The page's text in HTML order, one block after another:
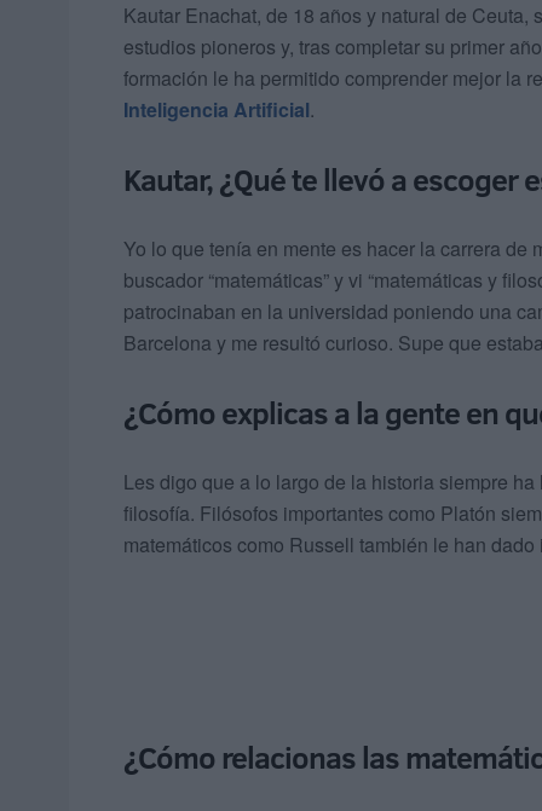
Kautar Enachat, de 18 años y natural de Ceuta,
estudios pioneros y, tras completar su primer
formación le ha permitido comprender mejor la
Inteligencia Artificial.
Kautar, ¿Qué te llevó a escoger
Yo lo que tenía en mente es hacer la carrera de
buscador “matemáticas” y vi “matemáticas y
patrocinaban en la universidad poniendo una
Barcelona y me resultó curioso. Supe que
¿Cómo explicas a la gente en
Les digo que a lo largo de la historia siempre
filosofía. Filósofos importantes como Platón
matemáticos como Russell también le han
¿Cómo relacionas las